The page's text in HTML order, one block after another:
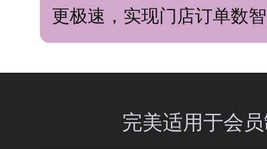
更极速，实现门店订单数
完美适用于会